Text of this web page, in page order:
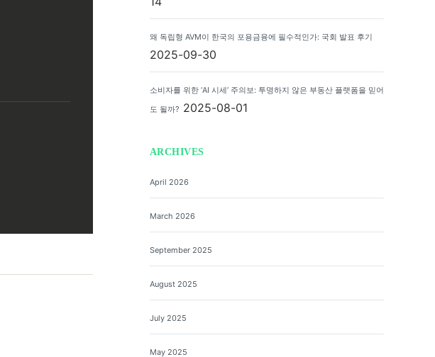
왜 독립형 AVM이 한국의 포용금융에 필수적인가: 국회 발표 후기
2025-09-30
소비자를 위한 ‘AI 시세’ 주의보: 투명하지 않은 부동산 플랫폼을 믿어
도 될까? 2025-08-01
ARCHIVES
April 2026
March 2026
September 2025
August 2025
July 2025
May 2025